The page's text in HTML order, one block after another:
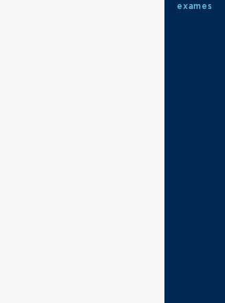
exames